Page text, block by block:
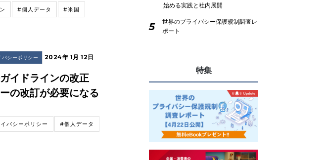
#個人データ #米国
バシーポリシー 2024年 1月 12日
イドラインの改正
の改訂が必要になる
バシーポリシー #個人データ
始める実践と社内展開
5
世界のプライバシー保護規制調査レ
ポート
特集